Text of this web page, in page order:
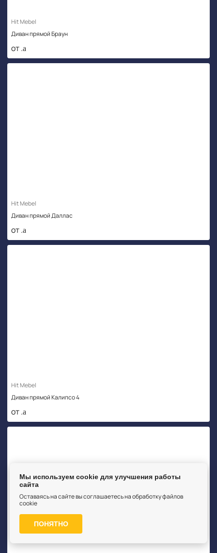
Hit Mebel
Диван прямой Браун
от .
Hit Mebel
Диван прямой Даллас
от .
Hit Mebel
Диван прямой Калипсо 4
от .
Мы используем cookie для улучшения работы
сайта
Оставаясь на сайте вы соглашаетесь на обработку файлов
cookie
ПОНЯТНО